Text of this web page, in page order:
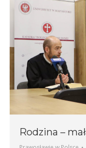
Rodzina –